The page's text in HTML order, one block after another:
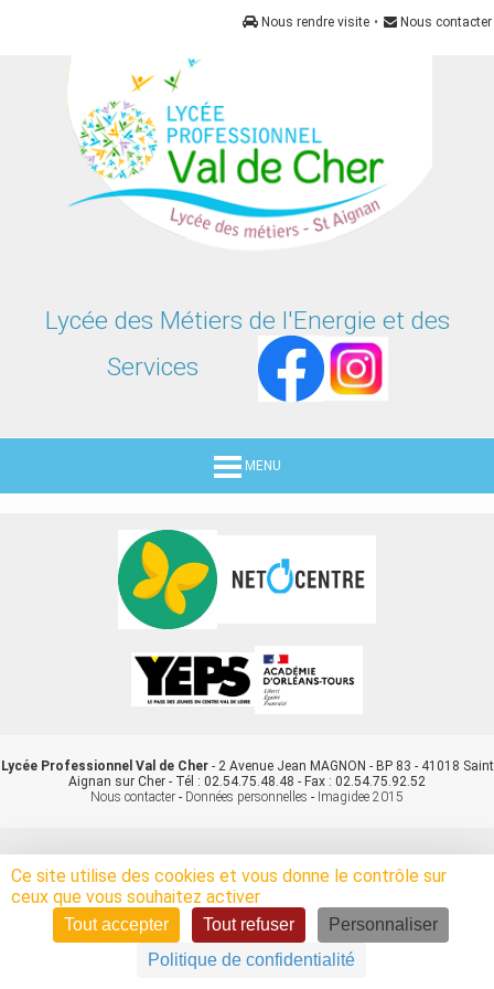
Nous contacter
•
Nous rendre visite
Lycée des Métiers de l'Energie et des
Services
MENU
Lycée Professionnel Val de Cher- 2 Avenue Jean MAGNON - BP 83 - 41018 Saint
Aignan sur Cher - Tél : 02.54.75.48.48 - Fax : 02.54.75.92.52
Nous contacter - Données personnelles - Imagidee 2015
Ce site utilise des cookies et vous donne le contrôle sur
ceux que vous souhaitez activer
Tout accepter Tout refuser
Personnaliser
Politique de confidentialité